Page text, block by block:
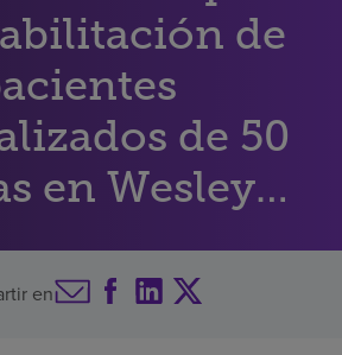
de
de 50
en Wesley
Chapel
en